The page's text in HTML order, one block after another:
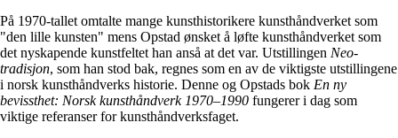
På 1970-tallet omtalte mange kunsthistorikere kunsthåndverket som
"den lille kunsten" mens Opstad ønsket å løfte kunsthåndverket som
det nyskapende kunstfeltet han anså at det var. Utstillingen Neo-
tradisjon, som han stod bak, regnes som en av de viktigste utstillingene
i norsk kunsthåndverks historie. Denne og Opstads bok En ny
bevissthet: Norsk kunsthåndverk 1970–1990 fungerer i dag som
viktige referanser for kunsthåndverksfaget.